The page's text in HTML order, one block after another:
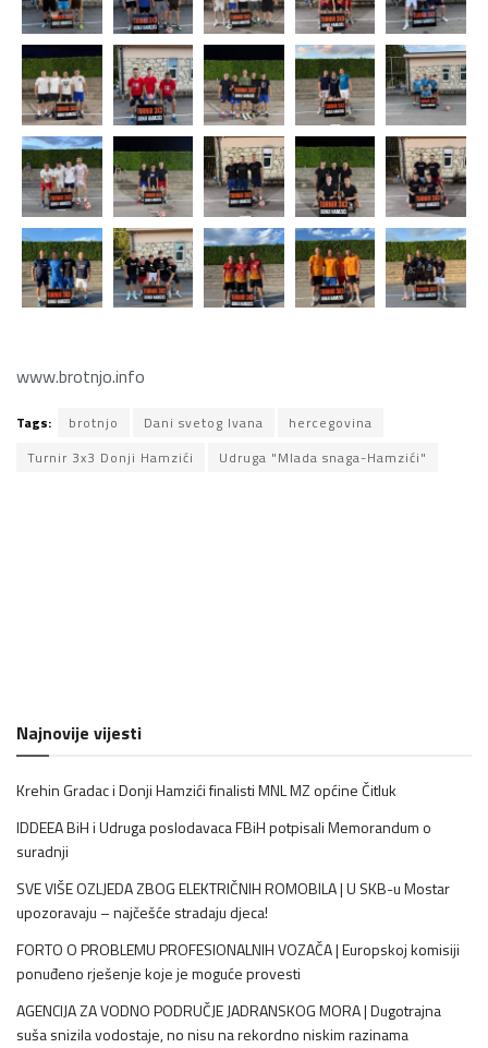
www.brotnjo.info
Tags: brotnjo Dani svetog Ivana
hercegovina
Turnir 3x3 Donji Hamzići
Udruga "Mlada snaga-Hamzići"
Najnovije vijesti
Krehin Gradac i Donji Hamzići finalisti MNL MZ općine Čitluk
IDDEEA BiH i Udruga poslodavaca FBiH potpisali Memorandum o
suradnji
SVE VIŠE OZLJEDA ZBOG ELEKTRIČNIH ROMOBILA | U SKB-u Mostar
upozoravaju – najčešće stradaju djeca!
FORTO O PROBLEMU PROFESIONALNIH VOZAČA | Europskoj komisiji
ponuđeno rješenje koje je moguće provesti
AGENCIJA ZA VODNO PODRUČJE JADRANSKOG MORA | Dugotrajna
suša snizila vodostaje, no nisu na rekordno niskim razinama